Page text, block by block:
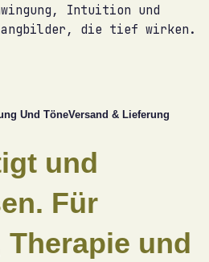
Intuition und
die tief wirken.
Und TöneVersand & Lieferung
und
Für
und